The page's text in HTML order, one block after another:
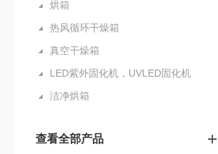
烘箱
热风循环干燥箱
真空干燥箱
LED紫外固化机，UVLED固化机
洁净烘箱
查看全部产品